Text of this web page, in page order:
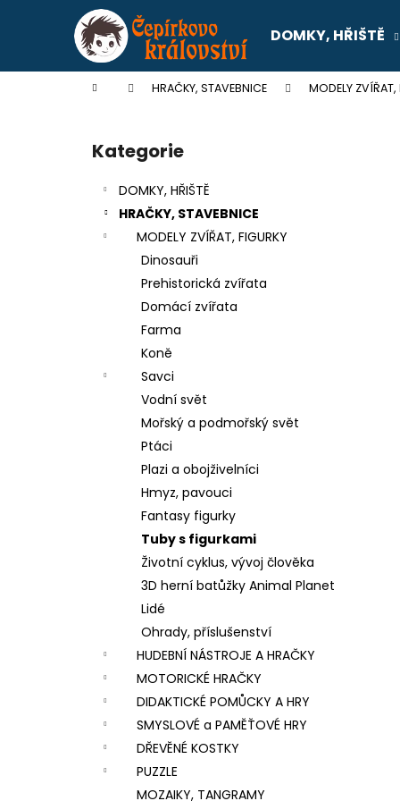
DOMKY, HŘIŠTĚ
Domů HRAČKY, STAVEBNICE MODELY ZVÍŘAT,
Přeskočit
kategorie
Kategorie
DOMKY, HŘIŠTĚ
HRAČKY, STAVEBNICE
MODELY ZVÍŘAT, FIGURKY
Dinosauři
Prehistorická zvířata
Domácí zvířata
Farma
Koně
Savci
Vodní svět
Mořský a podmořský svět
Ptáci
Plazi a obojživelníci
Hmyz, pavouci
Fantasy figurky
Tuby s figurkami
Životní cyklus, vývoj člověka
3D herní batůžky Animal Planet
Lidé
Ohrady, příslušenství
HUDEBNÍ NÁSTROJE A HRAČKY
MOTORICKÉ HRAČKY
DIDAKTICKÉ POMŮCKY A HRY
SMYSLOVÉ a PAMĚŤOVÉ HRY
DŘEVĚNÉ KOSTKY
PUZZLE
MOZAIKY, TANGRAMY
í
Zpět
do
Zpět
do
SENTOSPHERE SLIME - TOVÁRNA NA
VÝROBU SLIZŮ
606 Kč